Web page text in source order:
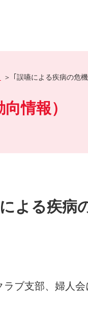
｢誤嚥による疾病の危
情報）
よる疾病
ブ支部、婦人